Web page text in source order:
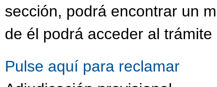
sección, podrá encontrar un
de él podrá acceder al
Pulse aquí para reclamar